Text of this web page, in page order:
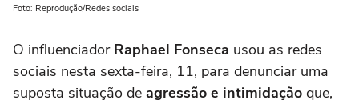
Foto: Reprodução/Redes sociais
O influenciador Raphael Fonseca usou as redes
sociais nesta sexta-feira, 11, para denunciar uma
suposta situação de agressão e intimidação que,